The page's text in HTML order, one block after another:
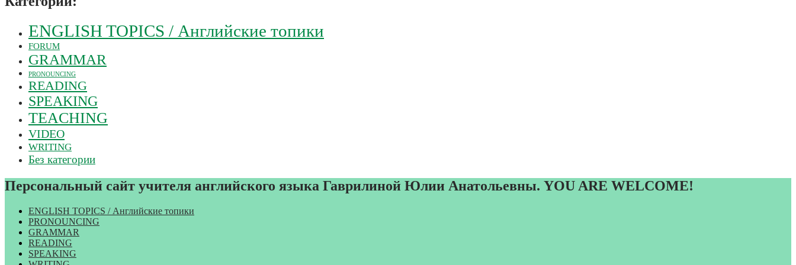
ENGLISH TOPICS / Английские топики
FORUM
GRAMMAR
PRONOUNCING
READING
SPEAKING
TEACHING
VIDEO
WRITING
Без категории
Персональный сайт учителя английского языка Гаврилиной Юлии Анатольевны. YOU ARE WELCOME!
ENGLISH TOPICS / Английские топики
PRONOUNCING
GRAMMAR
READING
SPEAKING